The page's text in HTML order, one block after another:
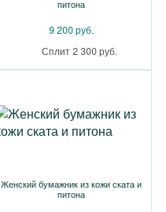
питона
9 200 руб.
Сплит 2 300 руб.
Женский бумажник из кожи ската и
питона